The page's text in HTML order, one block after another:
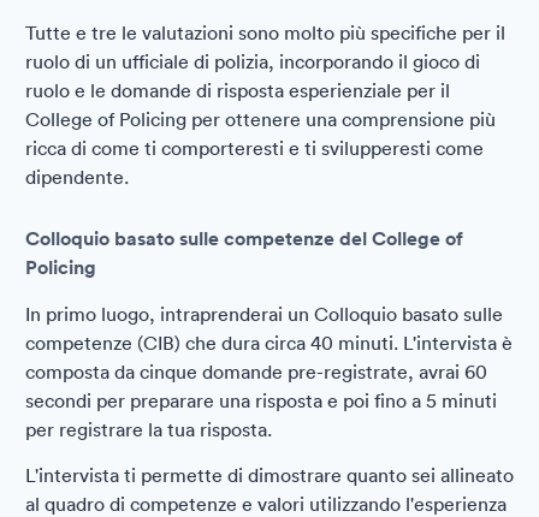
Tutte e tre le valutazioni sono molto più specifiche per il
ruolo di un ufficiale di polizia, incorporando il gioco di
ruolo e le domande di risposta esperienziale per il
College of Policing per ottenere una comprensione più
ricca di come ti comporteresti e ti svilupperesti come
dipendente.
Colloquio basato sulle competenze del College of
Policing
In primo luogo, intraprenderai un Colloquio basato sulle
competenze (CIB) che dura circa 40 minuti. L'intervista è
composta da cinque domande pre-registrate, avrai 60
secondi per preparare una risposta e poi fino a 5 minuti
per registrare la tua risposta.
L'intervista ti permette di dimostrare quanto sei allineato
al quadro di competenze e valori utilizzando l'esperienza